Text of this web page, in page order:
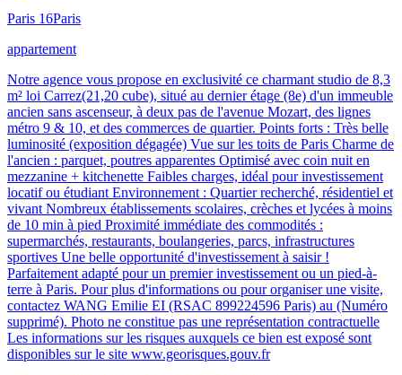
Paris 16Paris
appartement
Notre agence vous propose en exclusivité ce charmant studio de 8,3
m² loi Carrez(21,20 cube), situé au dernier étage (8e) d'un immeuble
ancien sans ascenseur, à deux pas de l'avenue Mozart, des lignes
métro 9 & 10, et des commerces de quartier. Points forts : Très belle
luminosité (exposition dégagée) Vue sur les toits de Paris Charme de
l'ancien : parquet, poutres apparentes Optimisé avec coin nuit en
mezzanine + kitchenette Faibles charges, idéal pour investissement
locatif ou étudiant Environnement : Quartier recherché, résidentiel et
vivant Nombreux établissements scolaires, crèches et lycées à moins
de 10 min à pied Proximité immédiate des commodités :
supermarchés, restaurants, boulangeries, parcs, infrastructures
sportives Une belle opportunité d'investissement à saisir !
Parfaitement adapté pour un premier investissement ou un pied-à-
terre à Paris. Pour plus d'informations ou pour organiser une visite,
contactez WANG Emilie EI (RSAC 899224596 Paris) au (Numéro
supprimé). Photo ne constitue pas une représentation contractuelle
Les informations sur les risques auxquels ce bien est exposé sont
disponibles sur le site www.georisques.gouv.fr